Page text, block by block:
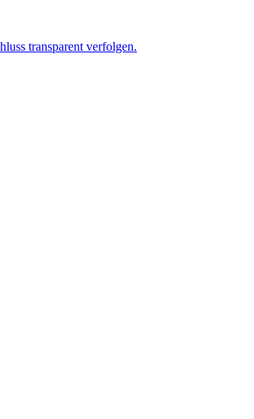
transparent verfolgen.